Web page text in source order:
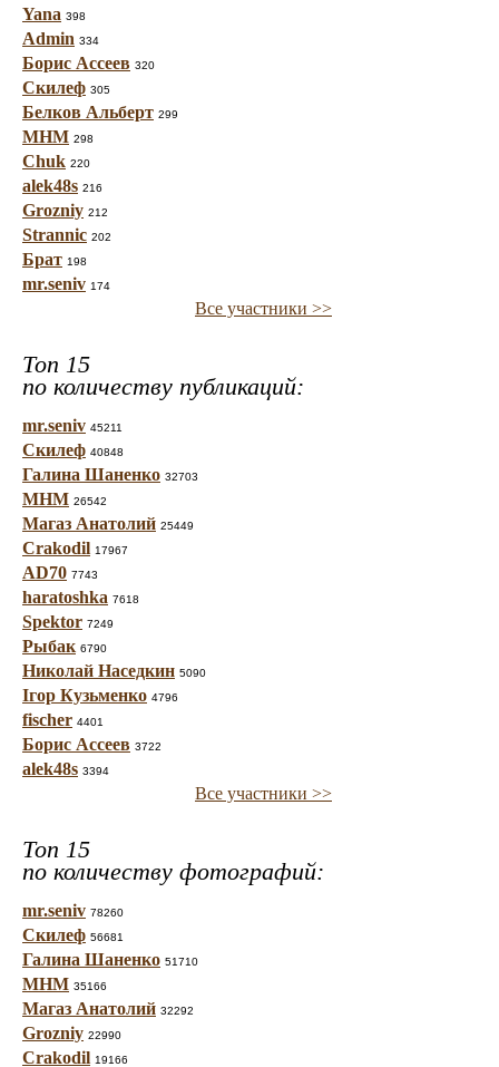
Yana 398
Admin 334
Борис Ассеев 320
Скилеф 305
Белков Альберт 299
МНМ 298
Chuk 220
alek48s 216
Grozniy 212
Strannic 202
Брат 198
mr.seniv 174
Все участники >>
Топ 15
по количеству публикаций:
mr.seniv 45211
Скилеф 40848
Галина Шаненко 32703
МНМ 26542
Магаз Анатолий 25449
Crakodil 17967
AD70 7743
haratoshka 7618
Spektor 7249
Рыбак 6790
Николай Наседкин 5090
Ігор Кузьменко 4796
fischer 4401
Борис Ассеев 3722
alek48s 3394
Все участники >>
Топ 15
по количеству фотографий:
mr.seniv 78260
Скилеф 56681
Галина Шаненко 51710
МНМ 35166
Магаз Анатолий 32292
Grozniy 22990
Crakodil 19166